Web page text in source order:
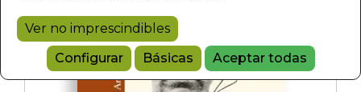
Ver no imprescindibles
Configurar
Básicas Aceptar todas